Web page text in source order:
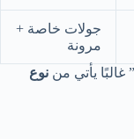
جولات خاصة +
مرونة
يأتي من نوع